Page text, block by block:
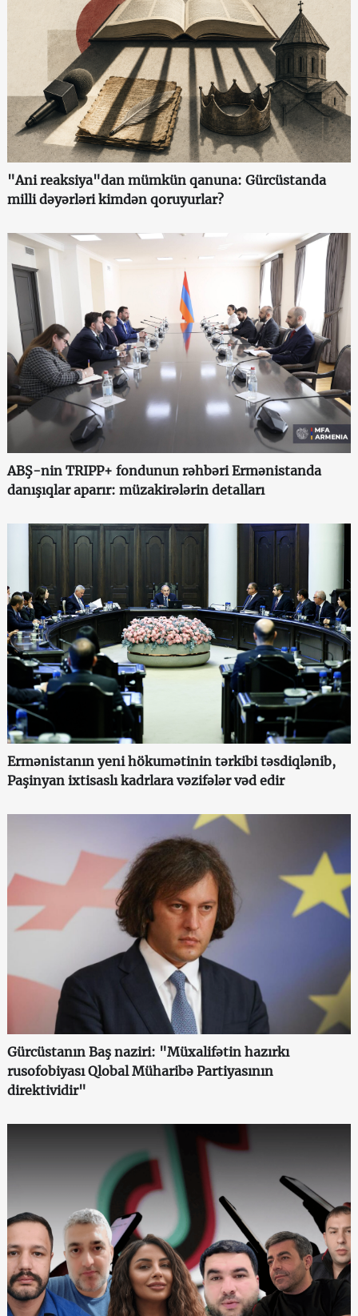
"Ani reaksiya"dan mümkün qanuna: Gürcüstanda
milli dəyərləri kimdən qoruyurlar?
ABŞ-nin TRIPP+ fondunun rəhbəri Ermənistanda
danışıqlar aparır: müzakirələrin detalları
Ermənistanın yeni hökumətinin tərkibi təsdiqlənib,
Paşinyan ixtisaslı kadrlara vəzifələr vəd edir
Gürcüstanın Baş naziri: "Müxalifətin hazırkı
rusofobiyası Qlobal Müharibə Partiyasının
direktividir"